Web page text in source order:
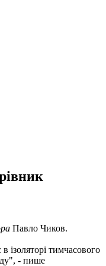
Павло Чиков.
ізоляторі тимчасового
- пише